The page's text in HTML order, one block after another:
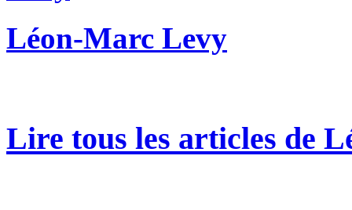
Léon-Marc Levy
Lire tous les articles de